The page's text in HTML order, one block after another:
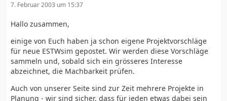
7. Februar 2003 um 15:37
Hallo zusammen,
einige von Euch haben ja schon eigene Projektvorschläge
für neue ESTWsim gepostet. Wir werden diese Vorschläge
sammeln und, sobald sich ein grösseres Interesse
abzeichnet, die Machbarkeit prüfen.
Auch von unserer Seite sind zur Zeit mehrere Projekte in
Planung - wir sind sicher, dass für jeden etwas dabei sein